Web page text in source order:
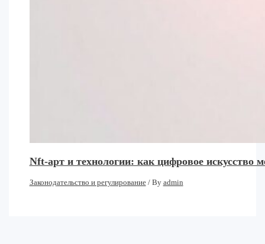
Nft-арт и технологии: как цифровое искусство
Законодательство и регулирование/ By admin